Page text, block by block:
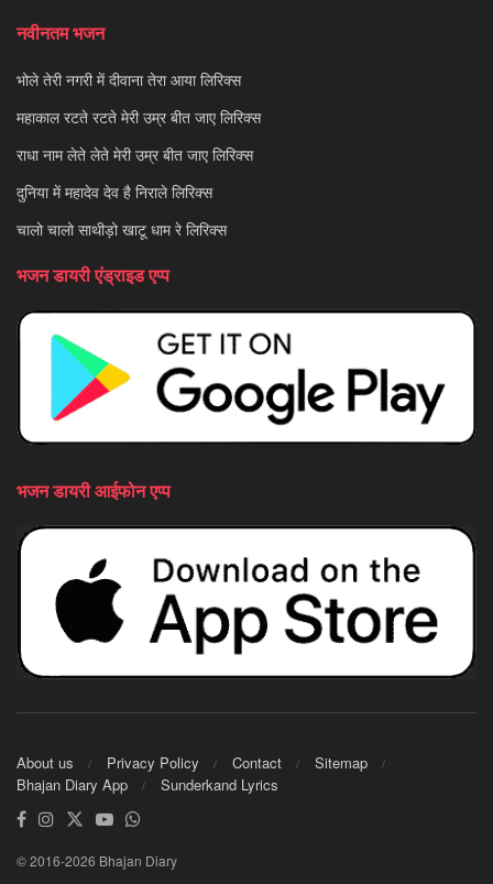
नवीनतम भजन
भोले तेरी नगरी में दीवाना तेरा आया लिरिक्स
महाकाल रटते रटते मेरी उम्र बीत जाए लिरिक्स
राधा नाम लेते लेते मेरी उम्र बीत जाए लिरिक्स
दुनिया में महादेव देव है निराले लिरिक्स
चालो चालो साथीड़ो खाटू धाम रे लिरिक्स
भजन डायरी एंड्राइड एप्प
भजन डायरी आईफोन एप्प
About us Privacy Policy Contact
Sitemap
Bhajan Diary App
Sunderkand Lyrics
© 2016-2026 Bhajan Diary